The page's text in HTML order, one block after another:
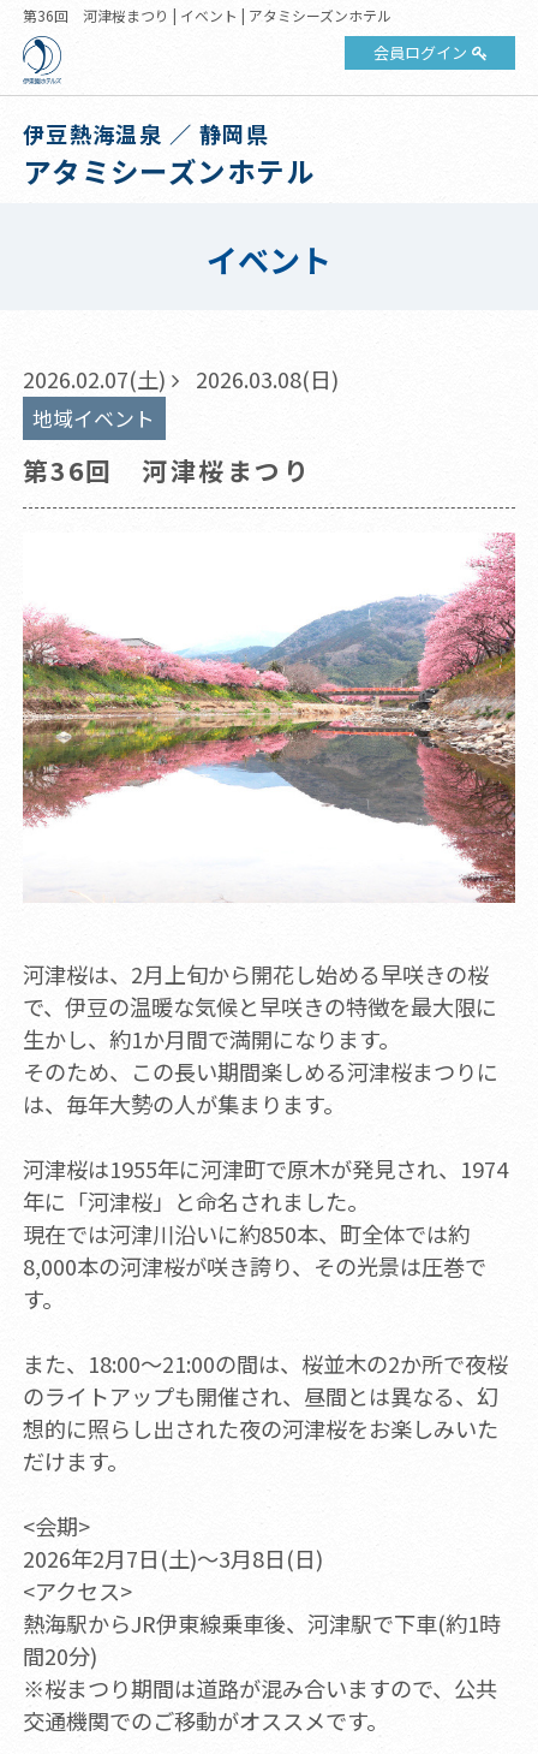
第36回 河津桜まつり | イベント | アタミシーズンホテル
会員ログイン
伊豆熱海温泉 ／ 静岡県
アタミシーズンホテル
イベント
2026.02.07(土) 2026.03.08(日)
地域イベント
第36回 河津桜まつり
河津桜は、2月上旬から開花し始める早咲きの桜
で、伊豆の温暖な気候と早咲きの特徴を最大限に
生かし、約1か月間で満開になります。
そのため、この長い期間楽しめる河津桜まつりに
は、毎年大勢の人が集まります。
河津桜は1955年に河津町で原木が発見され、1974
年に「河津桜」と命名されました。
現在では河津川沿いに約850本、町全体では約
8,000本の河津桜が咲き誇り、その光景は圧巻で
す。
また、18:00～21:00の間は、桜並木の2か所で夜桜
のライトアップも開催され、昼間とは異なる、幻
想的に照らし出された夜の河津桜をお楽しみいた
だけます。
<会期>
2026年2月7日(土)～3月8日(日)
<アクセス>
熱海駅からJR伊東線乗車後、河津駅で下車(約1時
間20分)
※桜まつり期間は道路が混み合いますので、公共
交通機関でのご移動がオススメです。